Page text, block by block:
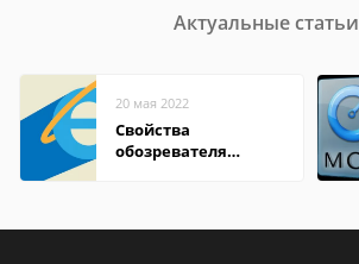
Актуальные статьи
20 мая 2022
Свойства
обозревателя